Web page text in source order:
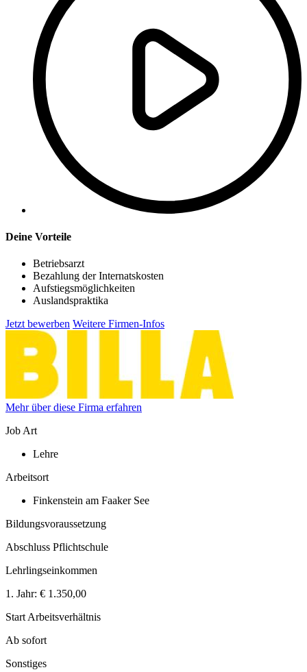
Deine Vorteile
Betriebsarzt
Bezahlung der Internatskosten
Aufstiegsmöglichkeiten
Auslandspraktika
Jetzt bewerben Weitere Firmen-Infos
Mehr über diese Firma erfahren
Job Art
Lehre
Arbeitsort
Finkenstein am Faaker See
Bildungsvoraussetzung
Abschluss Pflichtschule
Lehrlingseinkommen
1. Jahr: € 1.350,00
Start Arbeitsverhältnis
Ab sofort
Sonstiges